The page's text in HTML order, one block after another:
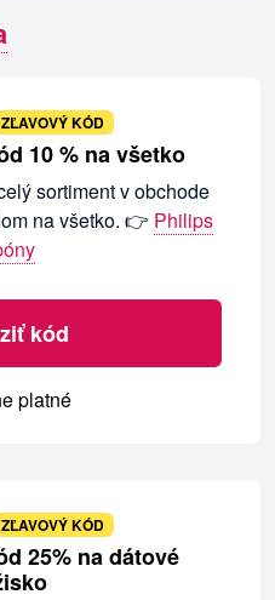
ZĽAVOVÝ KÓD
10 % na všetko
sortiment v obchode
na všetko. 👉 Philips
kód
platné
ZĽAVOVÝ KÓD
25% na dátové